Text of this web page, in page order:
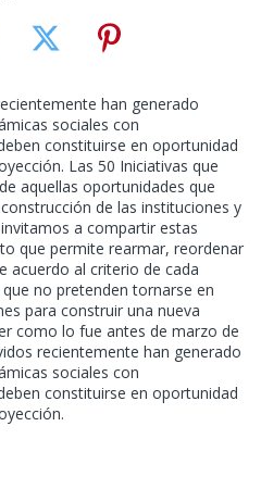
han generado
sociales con
constituirse en oportunidad
Las 50 Iniciativas que
aquellas oportunidades que
de las instituciones y
a compartir estas
que permite rearmar, reordenar
acuerdo al criterio de cada
no pretenden tornarse en
para construir una nueva
como lo fue antes de marzo de
recientemente han generado
sociales con
constituirse en oportunidad